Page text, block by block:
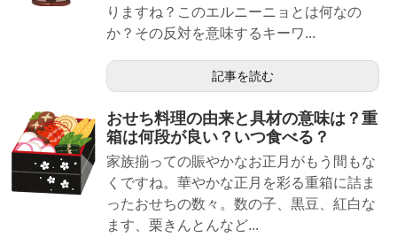
りますね？このエルニーニョとは何なの
か？その反対を意味するキーワ...
記事を読む
おせち料理の由来と具材の意味は？重
箱は何段が良い？いつ食べる？
家族揃っての賑やかなお正月がもう間もな
くですね。華やかな正月を彩る重箱に詰ま
ったおせちの数々。数の子、黒豆、紅白な
ます、栗きんとんなど...